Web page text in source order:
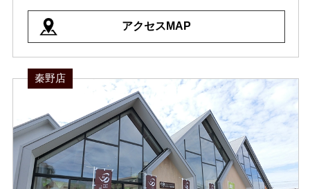
アクセスMAP
秦野店